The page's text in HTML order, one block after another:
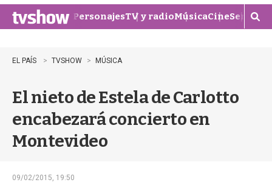
n
u
PersonajesTV y radioMúsicaCineSeries
M
o
EL PAÍS TVSHOW MÚSICA
El nieto de Estela de Carlotto
encabezará concierto en
Montevideo
09/02/2015, 19:50